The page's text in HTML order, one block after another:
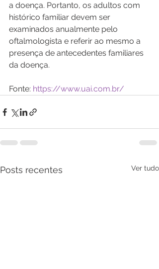
a doença. Portanto, os adultos com
histórico familiar devem ser
examinados anualmente pelo
oftalmologista e referir ao mesmo a
presença de antecedentes familiares
da doença.
Fonte: https://www.uai.com.br/
Posts recentes Ver tudo